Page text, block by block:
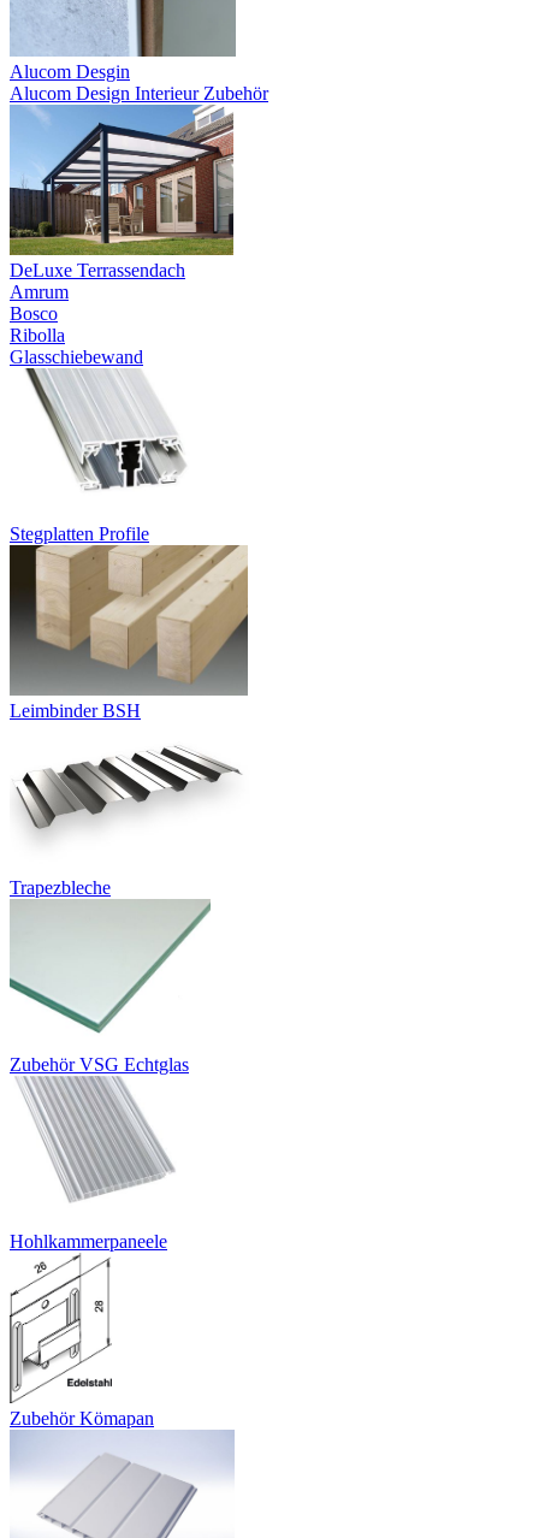
Alucom Desgin
Alucom Design Interieur Zubehör
DeLuxe Terrassendach
Amrum
Bosco
Ribolla
Glasschiebewand
Stegplatten Profile
Leimbinder BSH
Trapezbleche
Zubehör VSG Echtglas
Hohlkammerpaneele
Zubehör Kömapan